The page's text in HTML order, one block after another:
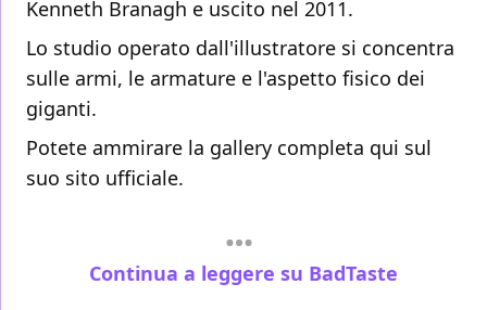
Kenneth Branagh e uscito nel 2011.
Lo studio operato dall'illustratore si concentra
sulle armi, le armature e l'aspetto fisico dei
giganti.
Potete ammirare la gallery completa qui sul
suo sito ufficiale.
Continua a leggere su BadTaste